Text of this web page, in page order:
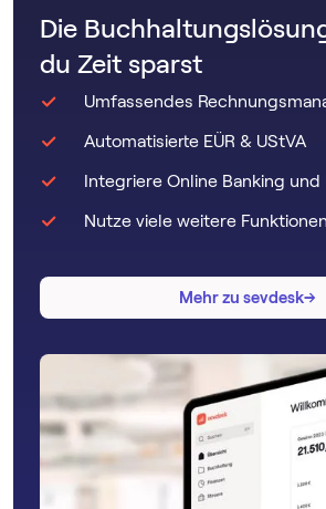
Die
du Zeit sparst
Umfassendes
Automatisierte EÜR & UStVA
Integriere Online Banking und
Nutze viele weitere Funktionen
Mehr zu sevdesk→
→